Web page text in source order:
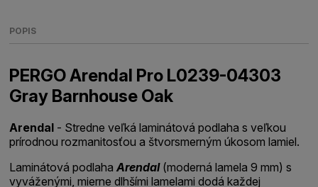
POPIS
PERGO Arendal Pro L0239-04303
Gray Barnhouse Oak
Arendal - Stredne veľká laminátová podlaha s veľkou
prírodnou rozmanitosťou a štvorsmerným úkosom lamiel.
Laminátová podlahaArendal(moderná lamela 9 mm) s
vyváženými, mierne dlhšími lamelami dodá každej